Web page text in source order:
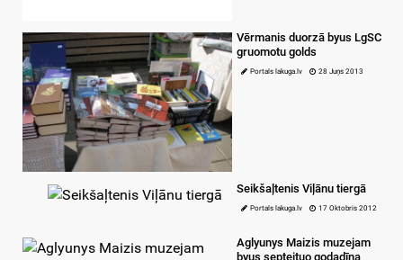
Vērmanis duorzā byus LgSC
gruomotu golds
Portals lakuga.lv 28 Juņs 2013
Seikšaļtenis Viļānu tiergā
Portals lakuga.lv 17 Oktobris 2012
Aglyunys Maizis muzejam
byus septeituo godadīna